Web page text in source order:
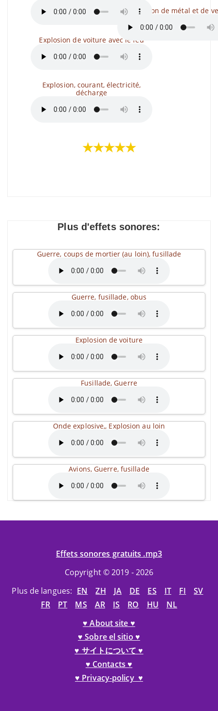
Explosion de voiture avec le feu
Explosion, courant, électricité,
décharge
Explosion de métal et de
★★★★★
Plus d'effets sonores:
Guerre, coups de mortier (au loin), fusillade
Guerre, fusillade, obus
Explosion de voiture
Fusillade, Guerre
Onde explosive,, Explosion au loin
Avions, Guerre, fusillade
Effets sonores gratuits .mp3
Copyright © 2019 - 2026
Plus de langues: EN ZH JA DE ES IT FI
SV
FR
PT MS AR IS RO HU
NL
♥ About site ♥
♥ Sobre el sitio ♥
♥ サイトについて ♥
♥ Contacts ♥
♥ Privacy-policy ♥